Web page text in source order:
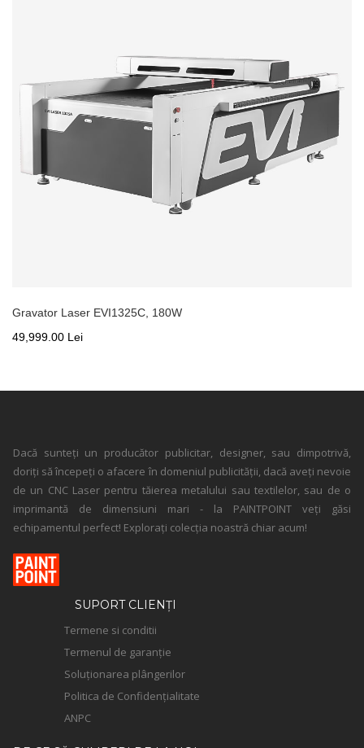
Gravator Laser EVI1325С, 180W
49,999.00 Lei
Dacă sunteți un producător publicitar, designer, sau dimpotrivă,
doriți să începeți o afacere în domeniul publicității, dacă aveți nevoie
de un CNC Laser pentru tăierea metalului sau textilelor, sau de o
imprimantă de dimensiuni mari - la PAINTPOINT veți găsi
echipamentul perfect! Explorați colecția noastră chiar acum!
SUPORT CLIENȚI
Termene si conditii
Termenul de garanție
Soluționarea plângerilor
Politica de Confidențialitate
ANPC